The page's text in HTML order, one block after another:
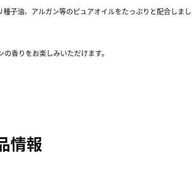
子油、アルガン等のピュアオイルをたっぷりと配合しまし
香りをお楽しみいただけます。
情報